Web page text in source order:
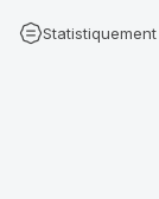
Prenez